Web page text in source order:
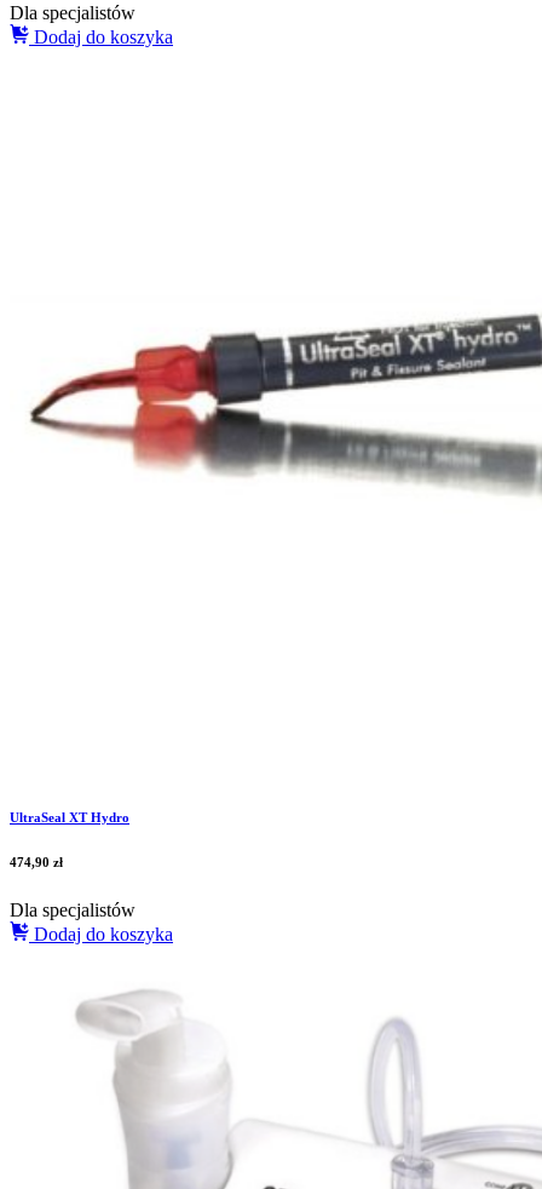
Dla specjalistów
Dodaj do koszyka
UltraSeal XT Hydro
474,90 zł
Dla specjalistów
Dodaj do koszyka